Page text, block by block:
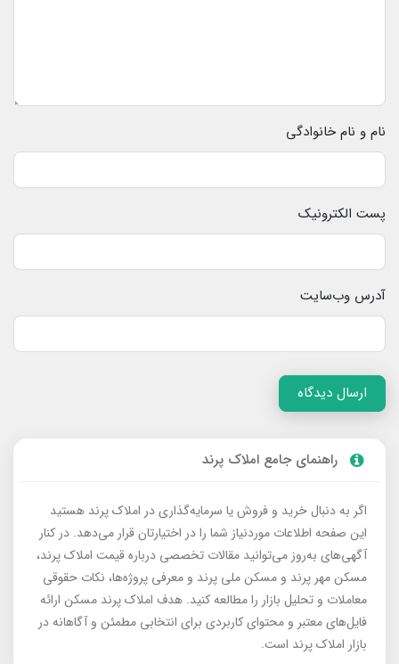
نام و نام خانوادگی
پست الکترونیک
آدرس وب‌سایت
ارسال دیدگاه
راهنمای جامع املاک پرند
اگر به دنبال خرید و فروش یا سرمایه‌گذاری در املاک پرند هستید
این صفحه اطلاعات موردنیاز شما را در اختیارتان قرار می‌دهد. در کنار
آگهی‌های به‌روز می‌توانید مقالات تخصصی درباره قیمت املاک پرند،
مسکن مهر پرند و مسکن ملی پرند و معرفی پروژه‌ها، نکات حقوقی
معاملات و تحلیل بازار را مطالعه کنید. هدف املاک پرند مسکن ارائه
فایل‌های معتبر و محتوای کاربردی برای انتخابی مطمئن و آگاهانه در
بازار املاک پرند است.